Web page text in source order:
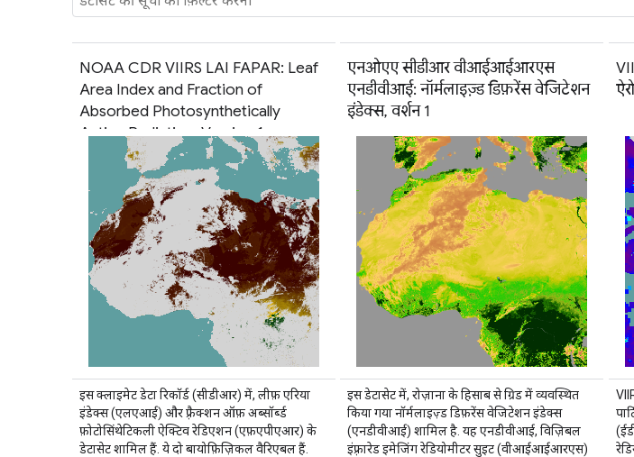
NOAA CDR VIIRS LAI FAPAR: Leaf
Area Index and Fraction of
Absorbed Photosynthetically
Active Radiation, Version 1
इस क्लाइमेट डेटा रिकॉर्ड (सीडीआर) में, लीफ़ एरिया
इंडेक्स (एलएआई) और फ़्रैक्शन ऑफ़ अब्सॉर्ब्ड
फ़ोटोसिंथेटिकली ऐक्टिव रेडिएशन (एफ़एपीएआर) के
डेटासेट शामिल हैं. ये दो बायोफ़िज़िकल वैरिएबल हैं.
एनओएए सीडीआर वीआईआईआरएस
एनडीवीआई: नॉर्मलाइज़्ड डिफ़रेंस वेजिटेशन
इंडेक्स, वर्शन 1
इस डेटासेट में, रोज़ाना के हिसाब से ग्रिड में व्यवस्थित
किया गया नॉर्मलाइज़्ड डिफ़रेंस वेजिटेशन इंडेक्स
(एनडीवीआई) शामिल है. यह एनडीवीआई, विज़िबल
इंफ़्रारेड इमेजिंग रेडियोमीटर सुइट (वीआईआईआरएस)